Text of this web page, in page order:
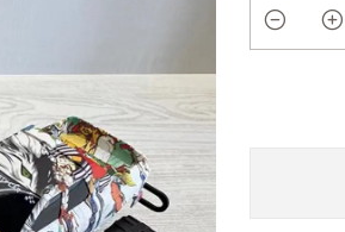
Cantidad